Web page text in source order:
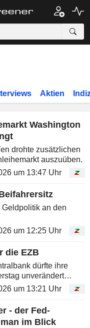
Aktien
Washington
drohte zusätzlichen
auszuüben.
um 13:47 Uhr
an den
um 12:25 Uhr
die EZB
dürfte ihre
unverändert
jedoch damit,
folgen werden.
um 13:21 Uhr
- der Fed-
im Blick